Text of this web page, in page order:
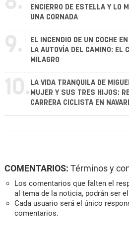
ENCIERRO DE ESTELLA Y LO
UNA CORNADA
9.
EL INCENDIO DE UN COCHE
LA AUTOVÍA DEL CAMINO: EL
MILAGRO
10. LA VIDA TRANQUILA DE
MUJER Y SUS TRES HIJOS:
CARRERA CICLISTA EN
COMENTARIOS: Términos y
Los comentarios que falten el
al tema de la noticia, podrán ser
Cada usuario será el único
comentarios.